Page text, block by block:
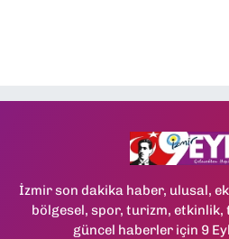
İzmir son dakika haber, ulusal,
bölgesel, spor, turizm,
güncel haberler için 9